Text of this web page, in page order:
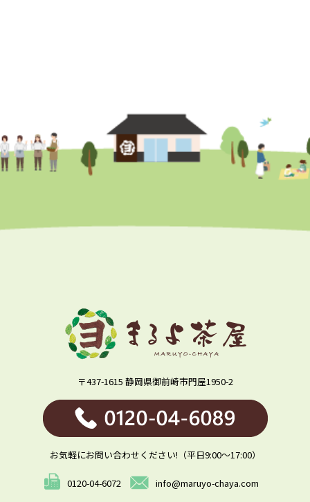
〒437-1615 静岡県御前崎市門屋1950-2
お気軽にお問い合わせください!（平日9:00～17:00）
0120-04-6072 info@maruyo-chaya.com